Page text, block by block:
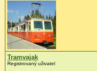
Tramvajak
Registrovaný uživatel